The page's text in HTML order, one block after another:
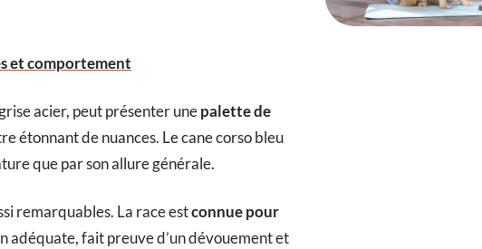
et comportement
acier, peut présenter unepalette de
étonnant de nuances. Le cane corso bleu
que par son allure générale.
remarquables. La race estconnue pour
adéquate, fait preuve d’un dévouement et